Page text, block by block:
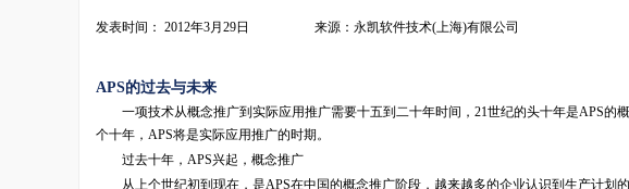
发表时间： 2012年3月29日 来源：永凯软件技术(上海)有限公司
APS的过去与未来
一项技术从概念推广到实际应用推广需要十五到二十年时间，21世纪的头十年是APS的
个十年，APS将是实际应用推广的时期。
过去十年，APS兴起，概念推广
从上个世纪初到现在，是APS在中国的概念推广阶段，越来越多的企业认识到生产计划